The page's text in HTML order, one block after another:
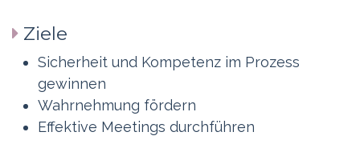
Ziele
Sicherheit und Kompetenz im Prozess
gewinnen
Wahrnehmung fördern
Effektive Meetings durchführen